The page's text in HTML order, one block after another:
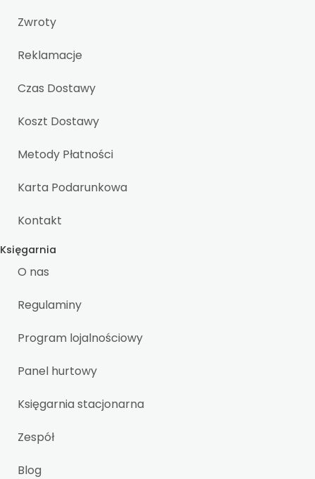
Zwroty
Reklamacje
Czas Dostawy
Koszt Dostawy
Metody Płatności
Karta Podarunkowa
Kontakt
Księgarnia
O nas
Regulaminy
Program lojalnościowy
Panel hurtowy
Księgarnia stacjonarna
Zespół
Blog